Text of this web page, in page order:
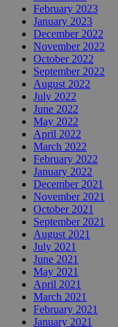
February 2023
January 2023
December 2022
November 2022
October 2022
September 2022
August 2022
July 2022
June 2022
May 2022
April 2022
March 2022
February 2022
January 2022
December 2021
November 2021
October 2021
September 2021
August 2021
July 2021
June 2021
May 2021
April 2021
March 2021
February 2021
January 2021